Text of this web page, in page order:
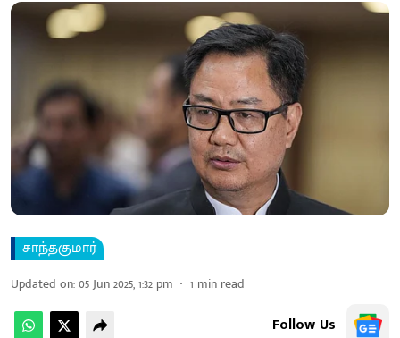
சாந்தகுமார்
Updated on:05 Jun 2025, 1:32 pm 1 min read
Follow Us